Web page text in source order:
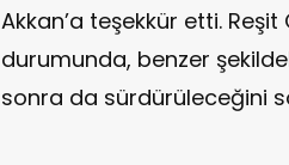
Akkan’a teşekkür etti.
durumunda, benzer
sonra da sürdürüleceğini